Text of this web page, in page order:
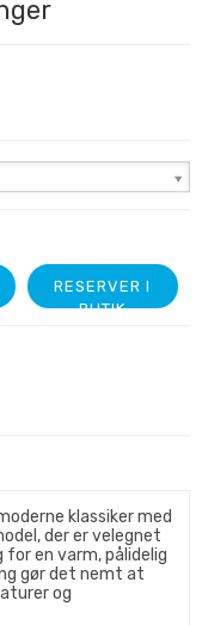
RESERVER I
BUTIK
klassiker med
der er velegnet
for en varm, pålidelig
gør det nemt at
og